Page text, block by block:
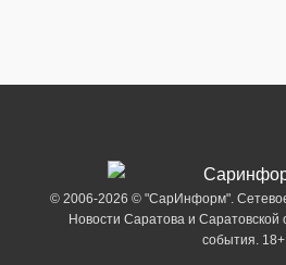
© 2006-2026 © "СарИнформ".
Новости Саратова и Саратовской
события. 18+